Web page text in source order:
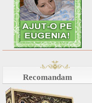
Recomandam